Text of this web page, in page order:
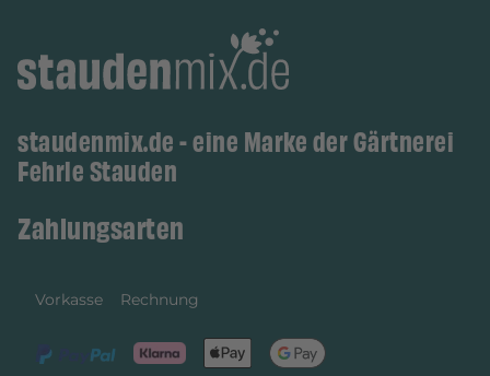
staudenmix.de - eine Marke der Gärtnerei
Fehrle Stauden
Zahlungsarten
Vorkasse Rechnung